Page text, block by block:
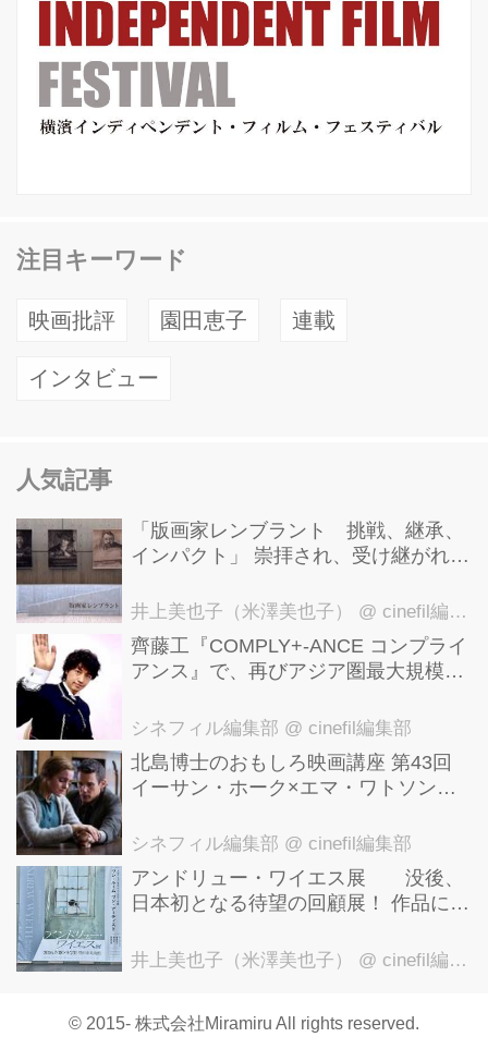
注目キーワード
映画批評 園田恵子 連載
インタビュー
人気記事
「版画家レンブラント 挑戦、継承、
インパクト」 崇拝され、受け継がれ、
洋美術館にて9月23日まで開催中！
井上美也子（米澤美也子） @ cinefil編集部
齊藤工『COMPLY+-ANCE コンプライ
アンス』で、再びアジア圏最大規模の
ナショナル・パノラマ部門"に正式招
シネフィル編集部 @ cinefil編集部
北島博士のおもしろ映画講座 第43回
イーサン・ホーク×エマ・ワトソン。
基づく衝撃のサスペンス『リグレッシ
シネフィル編集部 @ cinefil編集部
アンドリュー・ワイエス展 没後、
日本初となる待望の回顧展！ 作品に描
界を描く 豊田市美術館にて7月18日か
井上美也子（米澤美也子） @ cinefil編集部
© 2015- 株式会社Miramiru All rights reserved.